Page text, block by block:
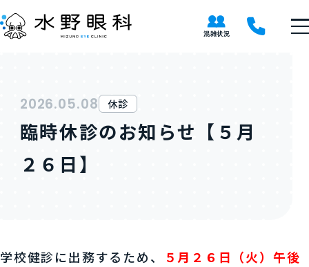
2026.05.08 休診
臨時休診のお知らせ【５月
２６日】
学校健診に出務するため、
５月２６日（火）午後